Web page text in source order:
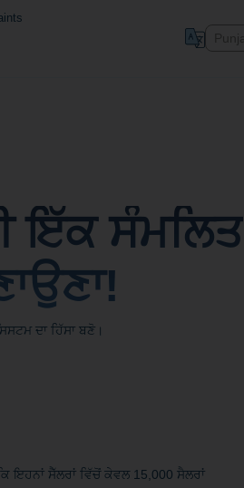
ਇੱਕ ਸੰਮਲਿਤ
ਦਾ ਹਿੱਸਾ ਬਣੋ।
ਇਹਨਾਂ ਸੈੱਲਰਾਂ ਵਿੱਚੋਂ ਕੇਵਲ 15,000 ਸੈਲਰਾਂ